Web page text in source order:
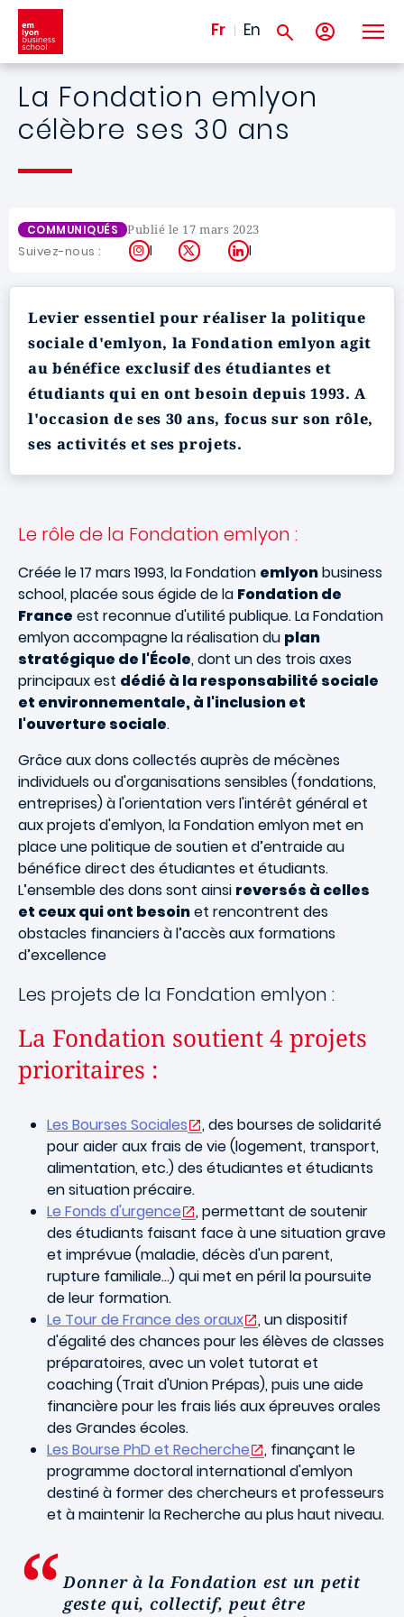
Aller au contenu principal
Fr En
La Fondation emlyon
célèbre ses 30 ans
COMMUNIQUÉS Publié le 17 mars 2023
Suivez-nous : Instagram
X LinkedIn
Levier essentiel pour réaliser la politique
sociale d'emlyon, la Fondation emlyon agit
au bénéfice exclusif des étudiantes et
étudiants qui en ont besoin depuis 1993. A
l'occasion de ses 30 ans, focus sur son rôle,
ses activités et ses projets.
Le rôle de la Fondation emlyon :
Créée le 17 mars 1993, la Fondation emlyonbusiness
school, placée sous égide de la Fondation de
France est reconnue d'utilité publique. La Fondation
emlyon accompagne la réalisation du plan
stratégique de l'École, dont un des trois axes
principaux est dédié à la responsabilité sociale
et environnementale, à l'inclusion et
l'ouverture sociale.
Grâce aux dons collectés auprès de mécènes
individuels ou d'organisations sensibles (fondations,
entreprises) à l'orientation vers l'intérêt général et
aux projets d'emlyon, la Fondation emlyon met en
place une politique de soutien et d’entraide au
bénéfice direct des étudiantes et étudiants.
L’ensemble des dons sont ainsi reversés à celles
et ceux qui ont besoinet rencontrent des
obstacles financiers à l’accès aux formations
d’excellence
Les projets de la Fondation emlyon :
La Fondation soutient 4 projets
prioritaires :
Les Bourses Sociales
, des bourses de solidarité
pour aider aux frais de vie (logement, transport,
alimentation, etc.) des étudiantes et étudiants
en situation précaire.
Le Fonds d'urgence
, permettant de soutenir
des étudiants faisant face à une situation grave
et imprévue (maladie, décès d'un parent,
rupture familiale…) qui met en péril la poursuite
de leur formation.
Le Tour de France des oraux
, un dispositif
d'égalité des chances pour les élèves de classes
préparatoires, avec un volet tutorat et
coaching (Trait d'Union Prépas), puis une aide
financière pour les frais liés aux épreuves orales
des Grandes écoles.
Les Bourse PhD et Recherche
, finançant le
programme doctoral international d'emlyon
destiné à former des chercheurs et professeurs
et à maintenir la Recherche au plus haut niveau.
Donner à la Fondation est un petit
geste qui, collectif, peut être